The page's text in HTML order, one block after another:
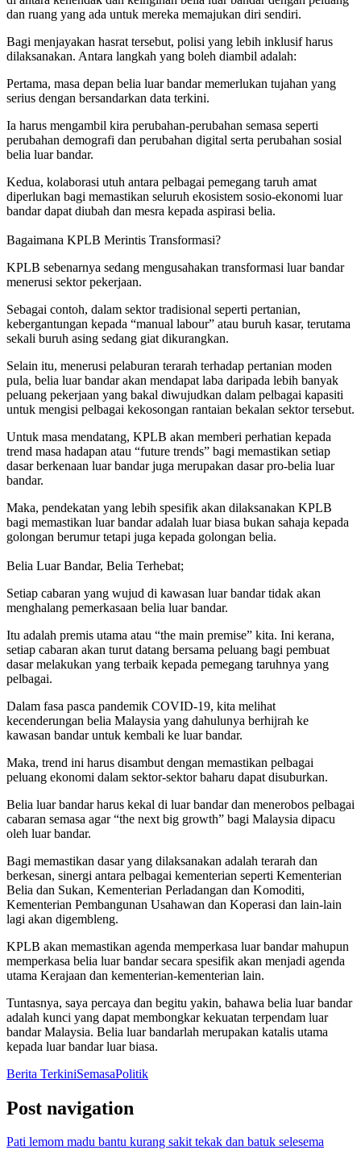
dan ruang yang ada untuk mereka memajukan diri sendiri.
Bagi menjayakan hasrat tersebut, polisi yang lebih inklusif harus
dilaksanakan. Antara langkah yang boleh diambil adalah:
Pertama, masa depan belia luar bandar memerlukan tujahan yang
serius dengan bersandarkan data terkini.
Ia harus mengambil kira perubahan-perubahan semasa seperti
perubahan demografi dan perubahan digital serta perubahan sosial
belia luar bandar.
Kedua, kolaborasi utuh antara pelbagai pemegang taruh amat
diperlukan bagi memastikan seluruh ekosistem sosio-ekonomi luar
bandar dapat diubah dan mesra kepada aspirasi belia.
Bagaimana KPLB Merintis Transformasi?
KPLB sebenarnya sedang mengusahakan transformasi luar bandar
menerusi sektor pekerjaan.
Sebagai contoh, dalam sektor tradisional seperti pertanian,
kebergantungan kepada “manual labour” atau buruh kasar, terutama
sekali buruh asing sedang giat dikurangkan.
Selain itu, menerusi pelaburan terarah terhadap pertanian moden
pula, belia luar bandar akan mendapat laba daripada lebih banyak
peluang pekerjaan yang bakal diwujudkan dalam pelbagai kapasiti
untuk mengisi pelbagai kekosongan rantaian bekalan sektor tersebut.
Untuk masa mendatang, KPLB akan memberi perhatian kepada
trend masa hadapan atau “future trends” bagi memastikan setiap
dasar berkenaan luar bandar juga merupakan dasar pro-belia luar
bandar.
Maka, pendekatan yang lebih spesifik akan dilaksanakan KPLB
bagi memastikan luar bandar adalah luar biasa bukan sahaja kepada
golongan berumur tetapi juga kepada golongan belia.
Belia Luar Bandar, Belia Terhebat;
Setiap cabaran yang wujud di kawasan luar bandar tidak akan
menghalang pemerkasaan belia luar bandar.
Itu adalah premis utama atau “the main premise” kita. Ini kerana,
setiap cabaran akan turut datang bersama peluang bagi pembuat
dasar melakukan yang terbaik kepada pemegang taruhnya yang
pelbagai.
Dalam fasa pasca pandemik COVID-19, kita melihat
kecenderungan belia Malaysia yang dahulunya berhijrah ke
kawasan bandar untuk kembali ke luar bandar.
Maka, trend ini harus disambut dengan memastikan pelbagai
peluang ekonomi dalam sektor-sektor baharu dapat disuburkan.
Belia luar bandar harus kekal di luar bandar dan menerobos pelbagai
cabaran semasa agar “the next big growth” bagi Malaysia dipacu
oleh luar bandar.
Bagi memastikan dasar yang dilaksanakan adalah terarah dan
berkesan, sinergi antara pelbagai kementerian seperti Kementerian
Belia dan Sukan, Kementerian Perladangan dan Komoditi,
Kementerian Pembangunan Usahawan dan Koperasi dan lain-lain
lagi akan digembleng.
KPLB akan memastikan agenda memperkasa luar bandar mahupun
memperkasa belia luar bandar secara spesifik akan menjadi agenda
utama Kerajaan dan kementerian-kementerian lain.
Tuntasnya, saya percaya dan begitu yakin, bahawa belia luar bandar
adalah kunci yang dapat membongkar kekuatan terpendam luar
bandar Malaysia. Belia luar bandarlah merupakan katalis utama
kepada luar bandar luar biasa.
Berita TerkiniSemasaPolitik
Post navigation
Pati lemom madu bantu kurang sakit tekak dan batuk selesema